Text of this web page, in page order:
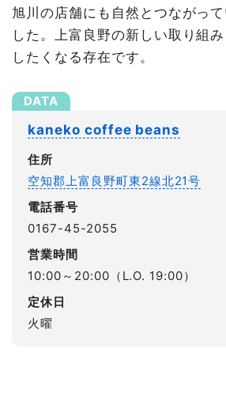
旭川の店舗にも自然とつながっ
した。上富良野の新しい取り組
したくなる存在です。
kaneko coffee beans
住所
空知郡上富良野町東2線北21号
電話番号
0167-45-2055
営業時間
10:00～20:00（L.O. 19:00）
定休日
火曜